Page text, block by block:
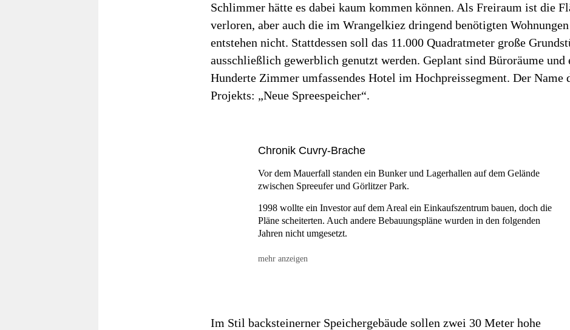
Schlimmer hätte es dabei kaum kommen können. Als Freiraum ist die
verloren, aber auch die im Wrangelkiez dringend benötigten Wohnungen
entstehen nicht. Stattdessen soll das 11.000 Quadratmeter große
ausschließlich gewerblich genutzt werden. Geplant sind Büroräume und
Hunderte Zimmer umfassendes Hotel im Hochpreissegment. Der Name
Projekts: „Neue Spreespeicher“.
Chronik Cuvry-Brache
Vor dem Mauerfallstanden ein Bunker und Lagerhallen auf dem Gelände
zwischen Spreeufer und Görlitzer Park.
1998wollte ein Investor auf dem Areal ein Einkaufszentrum bauen, doch die
Pläne scheiterten. Auch andere Bebauungspläne wurden in den folgenden
Jahren nicht umgesetzt.
mehr anzeigen
2014brannte es im Dorf. Das Gelände wurde abgesperrt, die Hütten wurden
Im Stil backsteinerner Speichergebäude sollen zwei 30 Meter hohe